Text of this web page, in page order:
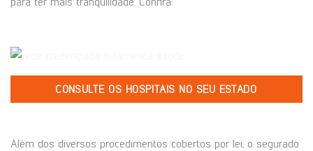
CONSULTE OS HOSPITAIS NO SEU ESTADO
Além dos diversos procedimentos cobertos por lei, o segurado